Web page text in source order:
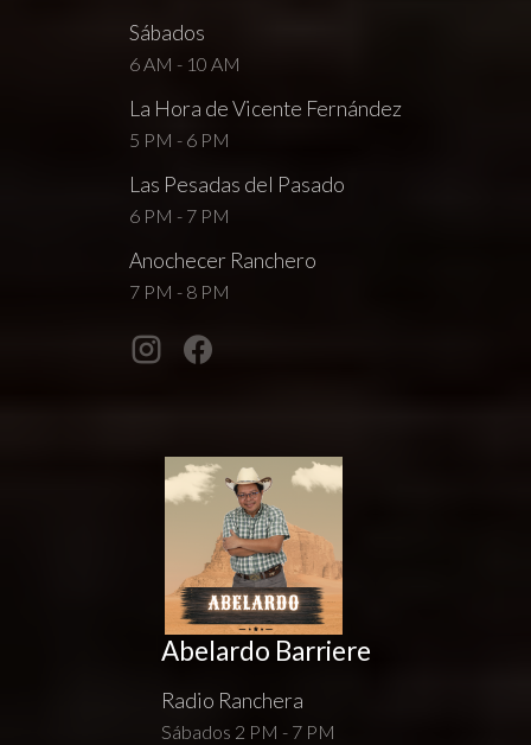
Sábados
6 AM - 10 AM
La Hora de Vicente Fernández
5 PM - 6 PM
Las Pesadas del Pasado
6 PM - 7 PM
Anochecer Ranchero
7 PM - 8 PM
Abelardo Barriere
Radio Ranchera
Sábados 2 PM - 7 PM